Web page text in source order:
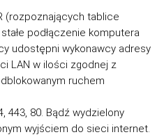
(rozpoznających tablice
podłączenie komputera
udostępni wykonawcy adresy
LAN w ilości zgodnej z
ruchem
443, 80. Bądź wydzielony
wyjściem do sieci internet.